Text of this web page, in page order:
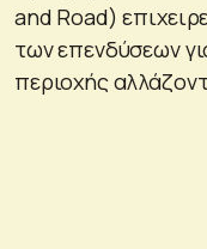
and Road)
των επενδύσεων
περιοχής